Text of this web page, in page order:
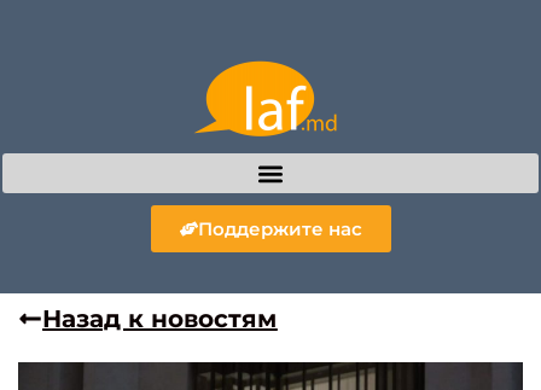
Поддержите нас
Назад к новостям